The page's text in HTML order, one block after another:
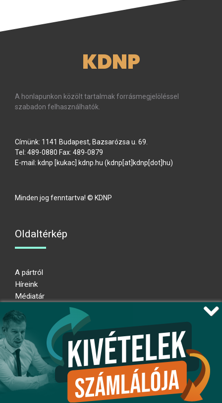
KDNP
A honlapunkon közölt tartalmak forrásmegjelöléssel
szabadon felhasználhatók.
Címünk: 1141 Budapest, Bazsarózsa u. 69.
Tel: 489-0880 Fax: 489-0879
E-mail: kdnp [kukac] kdnp hu (kdnp[at]kdnp[dot]hu)
Minden jog fenntartva! © KDNP
Oldaltérkép
A pártról
Híreink
Médiatár
Adatkezelési nyilatkozat
Átláthatósági nyilatkozat
Ugrás az oldal tetejére
Kövessen minket!